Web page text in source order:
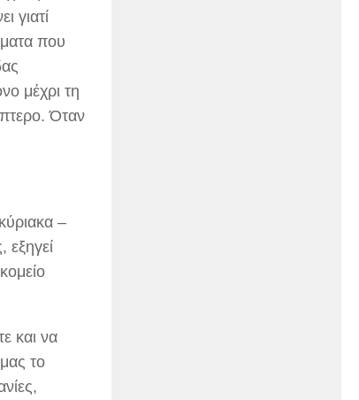
γιατί
που
μέχρι τη
Όταν
–
εξηγεί
και να
το